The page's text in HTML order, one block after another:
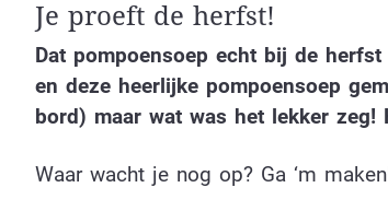
Je proeft de herfst!
Dat pompoensoep echt bij de
en deze heerlijke pompoensoep
bord) maar wat was het lekker
Waar wacht je nog op? Ga ‘m